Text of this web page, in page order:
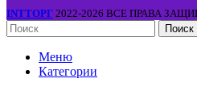
INTТОРГ 2022-2026 ВСЕ ПРАВА
Поиск
Меню
Категории